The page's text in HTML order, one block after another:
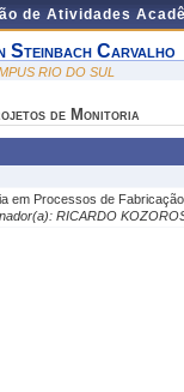
de Atividades
Steinbach Carvalho
RIO DO SUL
de Monitoria
em Processos de
RICARDO